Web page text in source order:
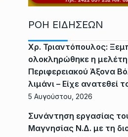
ΡΟΗ ΕΙΔΗΣΕΩΝ
Χρ. Τριαντόπουλος:
ολοκληρώθηκε η
Περιφερειακού Άξονα
λιμάνι – Είχε ανατεθεί
5 Αυγούστου, 2026
Συνάντηση εργασίας
Μαγνησίας Ν.Δ. με τη